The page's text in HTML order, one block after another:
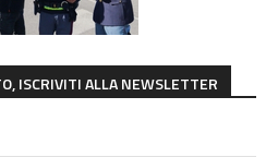
ISCRIVITI ALLA NEWSLETTER